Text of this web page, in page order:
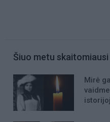
Šiuo metu skaitomiausi
Mirė